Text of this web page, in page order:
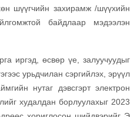
шүүгчийн захирамж /шүүхийн
байдлаар мэдээлэн
иргэд, өсвөр үе, залуучуудыг
урьдчилан сэргийлэх, эрүүл
нутаг дэвсгэрт электрон
худалдан борлуулахыг 2023